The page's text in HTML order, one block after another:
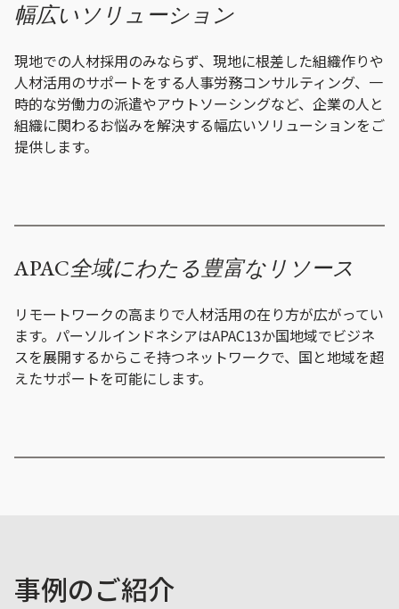
幅広いソリューション
現地での人材採用のみならず、現地に根差した組織作りや
人材活用のサポートをする人事労務コンサルティング、一
時的な労働力の派遣やアウトソーシングなど、企業の人と
組織に関わるお悩みを解決する幅広いソリューションをご
提供します。
APAC全域にわたる豊富なリソース
リモートワークの高まりで人材活用の在り方が広がってい
ます。パーソルインドネシアはAPAC13か国地域でビジネ
スを展開するからこそ持つネットワークで、国と地域を超
えたサポートを可能にします。
事例のご紹介